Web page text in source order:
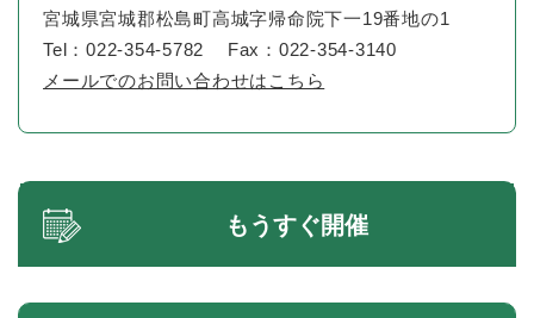
宮城県宮城郡松島町高城字帰命院下一19番地の1
Tel：022-354-5782
Fax：022-354-3140
メールでのお問い合わせはこちら
もうすぐ開催